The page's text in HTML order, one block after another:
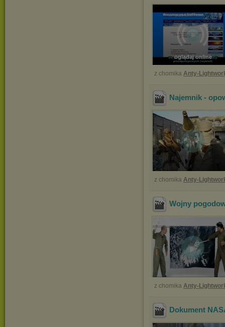
oglądaj online
z chomika Anty-
Najemnik -
z chomika Anty-
Wojny
z chomika Anty-
Dokument